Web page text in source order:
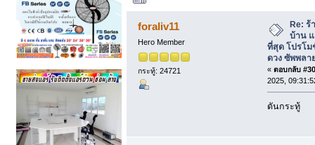
โปรโมชั่นแอร์บ้าน พรหมดวง ซัพพลาย.
foraliv11
Hero Member
กระทู้: 24721
Re: ร้
บ้าน
ที่สุด โปรโ
ดวง ซัพพลา
« ตอบกลับ
2025,
ดันกระทู้